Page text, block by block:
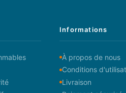
Informations
À propos de nous
Conditions
Livraison